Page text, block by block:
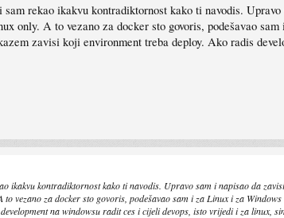
rekao ikakvu kontradiktornost kako ti navodis.
only. A to vezano za docker sto govoris, podešavao
zavisi koji environment treba deploy. Ako radis
ikakvu kontradiktornost kako ti navodis. Upravo sam i napisao da
vezano za docker sto govoris, podešavao sam i za Linux i za
na windowsu radit ces i cijeli devops, isto vrijedi i za linux,